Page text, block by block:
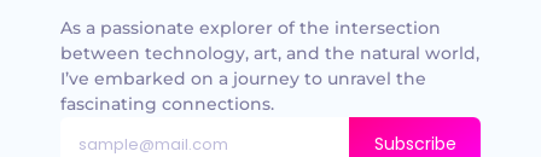
As a passionate explorer of the intersection
between technology, art, and the natural world,
I’ve embarked on a journey to unravel the
fascinating connections.
Subscribe